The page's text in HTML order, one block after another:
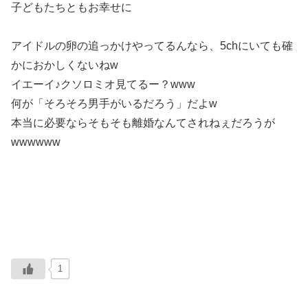
子どもたちともお幸せに
アイドルの卵の追っかけやってるんなら、5chにいても確
かにおかしくないねw
イエーイ♪クソロミオ見てるー？www
何が「そろそろ男手がいるだろう」だよw
本当に必要ならそもそも離婚なんてされねぇだろうが
wwwwww
1